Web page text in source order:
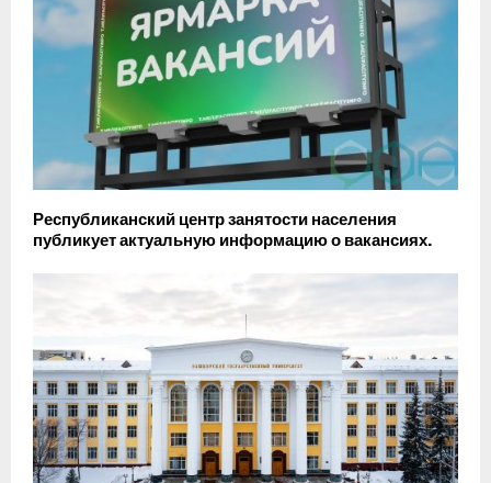
Республиканский центр занятости населения
публикует актуальную информацию о вакансиях.